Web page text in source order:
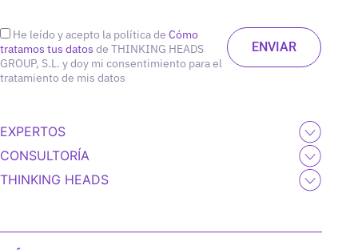
He leído y acepto la política de Cómo
tratamos tus datos de THINKING HEADS
GROUP, S.L. y doy mi consentimiento para el
tratamiento de mis datos
EXPERTOS
CONSULTORÍA
THINKING HEADS